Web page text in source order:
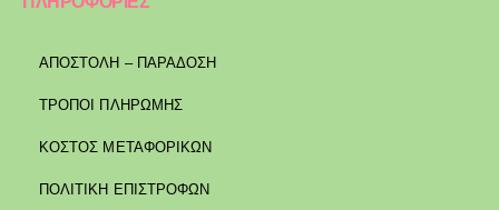
ΑΠΟΣΤΟΛΉ – ΠΑΡΆΔΟΣΗ
ΤΡΌΠΟΙ ΠΛΗΡΩΜΉΣ
ΚΌΣΤΟΣ ΜΕΤΑΦΟΡΙΚΏΝ
ΠΟΛΙΤΙΚΉ ΕΠΙΣΤΡΟΦΏΝ